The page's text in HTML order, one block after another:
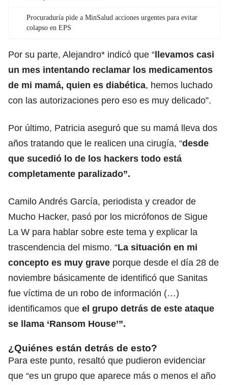
Procuraduría pide a MinSalud acciones urgentes para evitar
colapso en EPS
Por su parte, Alejandro* indicó que “llevamos casi
un mes intentando reclamar los medicamentos
de mi mamá, quien es diabética, hemos luchado
con las autorizaciones pero eso es muy delicado”.
Por último, Patricia aseguró que su mamá lleva dos
años tratando que le realicen una cirugía, “desde
que sucedió lo de los hackers todo está
completamente paralizado”.
Camilo Andrés García, periodista y creador de
Mucho Hacker, pasó por los micrófonos de Sigue
La W para hablar sobre este tema y explicar la
trascendencia del mismo. “La situación en mi
concepto es muy grave porque desde el día 28 de
noviembre básicamente de identificó que Sanitas
fue víctima de un robo de información (…)
identificamos que el grupo detrás de este ataque
se llama ‘Ransom House’”.
¿Quiénes están detrás de esto?
Para este punto, resaltó que pudieron evidenciar
que “es un grupo que aparece más o menos el año